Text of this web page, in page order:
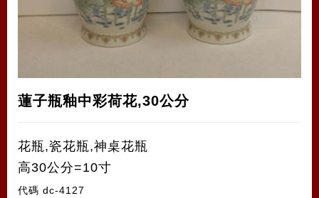
蓮子瓶釉中彩荷花,30公分
花瓶,瓷花瓶,神桌花瓶
高30公分=10寸
代碼 dc-4127